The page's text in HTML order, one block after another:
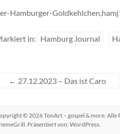
Hamburger-
in: Hamburg Journal
← 27.12.2023 – Das ist Caro
© 2026TonArt – gospel & more. Alle
Präsentiert von: WordPress.